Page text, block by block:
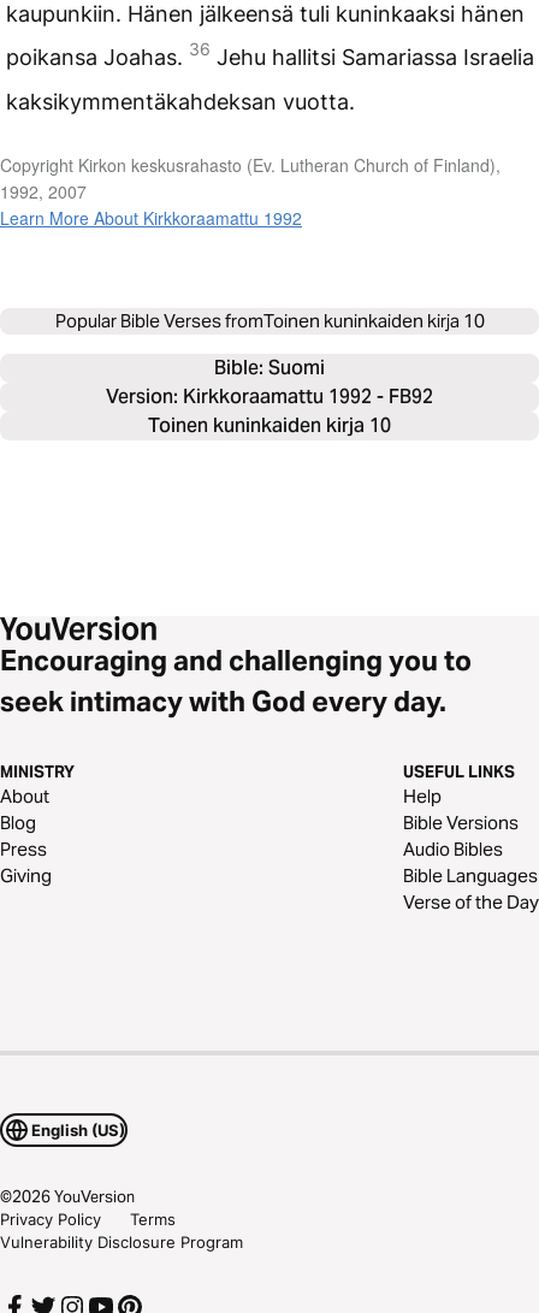
kaupunkiin. Hänen jälkeensä tuli kuninkaaksi hänen
poikansa Joahas. 36 Jehu hallitsi Samariassa Israelia
kaksikymmentäkahdeksan vuotta.
Copyright Kirkon keskusrahasto (Ev. Lutheran Church of Finland),
1992, 2007
Learn More About Kirkkoraamattu 1992
Popular Bible Verses fromToinen kuninkaiden kirja 10
Bible: Suomi
Version: Kirkkoraamattu 1992 - FB92
Toinen kuninkaiden kirja 10
Encouraging and challenging you to
seek intimacy with God every day.
MINISTRY
About
Blog
Press
Giving
USEFUL LINKS
Help
Bible Versions
Audio Bibles
Bible Languages
Verse of the Day
English (US)
©2026YouVersion
Privacy Policy
Terms
Vulnerability Disclosure Program